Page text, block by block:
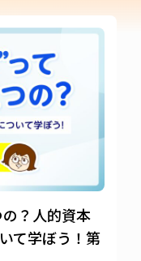
？人的資本
て学ぼう！第